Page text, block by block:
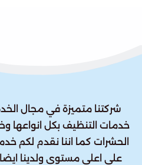
شركتنا متميزة في مجال
خدمات التنظيف بكل انواعها
الحشرات كما اننا نقدم لكم
علي اعلي مستوي ولدينا